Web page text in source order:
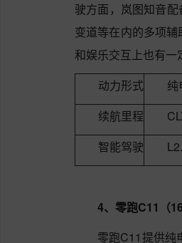
驶方面，岚图知音
变道等在内的多项
和娱乐交互上也有一
动力形式
纯
续航里程
智能驾驶
4、零跑C11（
零跑C11提供纯